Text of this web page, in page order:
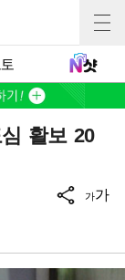
활보 20
가가